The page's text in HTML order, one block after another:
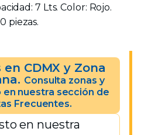
7 Lts. Color: Rojo.
piezas.
CDMX y Zona
Consulta zonas y
nuestra sección de
Frecuentes.
en nuestra